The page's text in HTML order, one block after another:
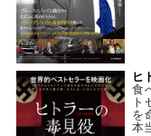
ヒ
食
ト
を
本